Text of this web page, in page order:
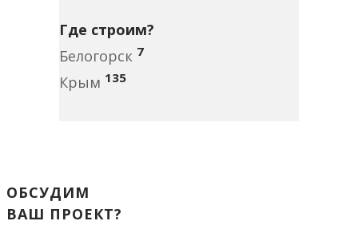
Где строим?
Белогорск 7
Крым 135
ОБСУДИМ
ВАШ ПРОЕКТ?